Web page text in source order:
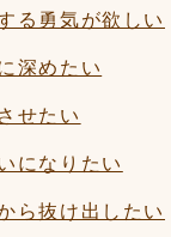
る勇気が欲しい
深めたい
せたい
になりたい
ら抜け出したい